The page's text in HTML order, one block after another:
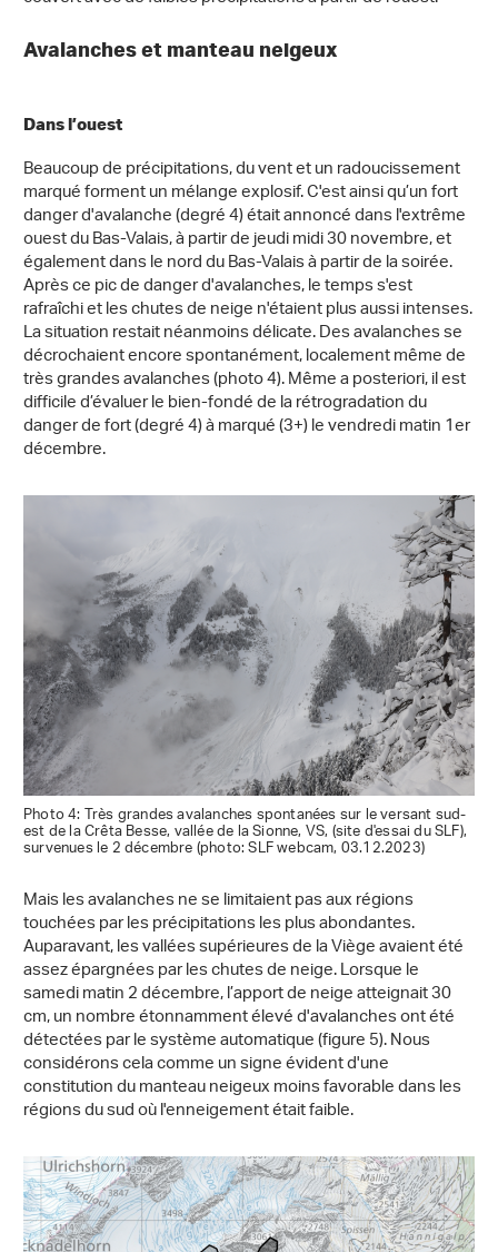
Avalanches et manteau neigeux
Dans l’ouest
Beaucoup de précipitations, du vent et un radoucissement
marqué forment un mélange explosif. C'est ainsi qu’un fort
danger d'avalanche (degré 4) était annoncé dans l'extrême
ouest du Bas-Valais, à partir de jeudi midi 30 novembre, et
également dans le nord du Bas-Valais à partir de la soirée.
Après ce pic de danger d'avalanches, le temps s'est
rafraîchi et les chutes de neige n'étaient plus aussi intenses.
La situation restait néanmoins délicate. Des avalanches se
décrochaient encore spontanément, localement même de
très grandes avalanches (photo 4). Même a posteriori, il est
difficile d’évaluer le bien-fondé de la rétrogradation du
danger de fort (degré 4) à marqué (3+) le vendredi matin 1er
décembre.
Photo 4: Très grandes avalanches spontanées sur le versant sud-
est de la Crêta Besse, vallée de la Sionne, VS, (site d'essai du SLF),
survenues le 2 décembre (photo: SLF webcam, 03.12.2023)
Mais les avalanches ne se limitaient pas aux régions
touchées par les précipitations les plus abondantes.
Auparavant, les vallées supérieures de la Viège avaient été
assez épargnées par les chutes de neige. Lorsque le
samedi matin 2 décembre, l’apport de neige atteignait 30
cm, un nombre étonnamment élevé d'avalanches ont été
détectées par le système automatique (figure 5). Nous
considérons cela comme un signe évident d'une
constitution du manteau neigeux moins favorable dans les
régions du sud où l'enneigement était faible.